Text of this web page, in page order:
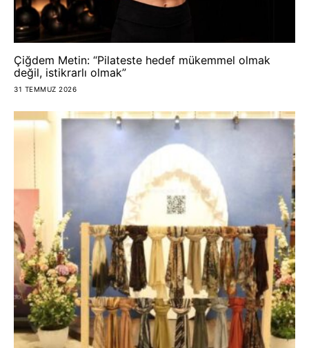
Çiğdem Metin: “Pilateste hedef mükemmel olmak
değil, istikrarlı olmak”
31 TEMMUZ 2026